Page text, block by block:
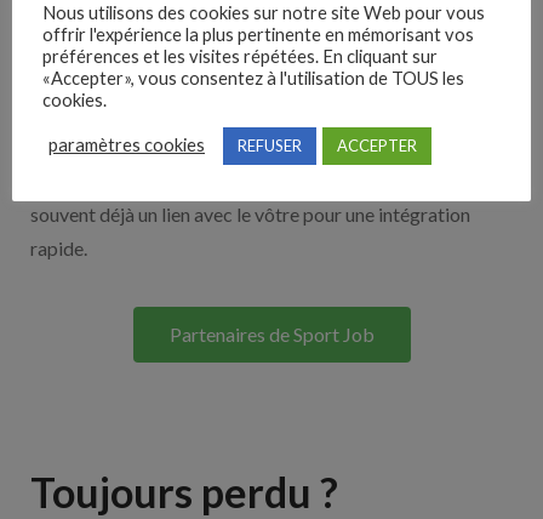
Nos solutions entreprises
Découvrez nos partenaires ! Moteurs de recherches,
multidiffuseurs, sites payant… nombreux sont nos
souvent déjà un lien avec le vôtre pour une intégration
rapide.
Partenaires de Sport Job
Toujours perdu ?
Nous utilisons des cookies sur notre site Web pour vous
offrir l'expérience la plus pertinente en mémorisant vos
préférences et les visites répétées. En cliquant sur
«Accepter», vous consentez à l'utilisation de TOUS les
cookies.
paramètres cookies REFUSER ACCEPTER